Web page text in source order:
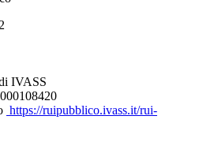
IVASS
https://ruipubblico.ivass.it/rui-